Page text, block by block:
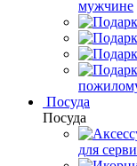
мужчине
Посуда
Посуда
для